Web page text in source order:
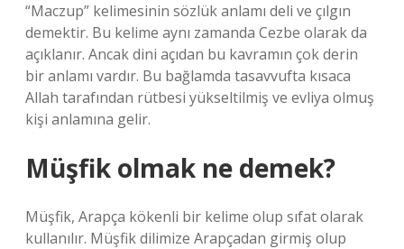
“Maczup” kelimesinin sözlük anlamı deli ve çılgın
demektir. Bu kelime aynı zamanda Cezbe olarak da
açıklanır. Ancak dini açıdan bu kavramın çok derin
bir anlamı vardır. Bu bağlamda tasavvufta kısaca
Allah tarafından rütbesi yükseltilmiş ve evliya olmuş
kişi anlamına gelir.
Müşfik olmak ne demek?
Müşfik, Arapça kökenli bir kelime olup sıfat olarak
kullanılır. Müşfik dilimize Arapçadan girmiş olup